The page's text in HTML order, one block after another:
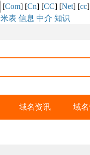
[Com] [Cn] [CC] [Net] [cc]
米表 信息 中介 知识